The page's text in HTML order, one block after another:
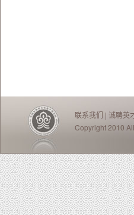
联系我们 | 诚聘英
Copyright 2010